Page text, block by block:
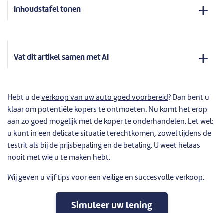
Inhoudstafel tonen
Vat dit artikel samen met AI
Hebt u de verkoop van uw auto goed voorbereid? Dan bent u
klaar om potentiële kopers te ontmoeten. Nu komt het erop
aan zo goed mogelijk met de koper te onderhandelen. Let wel:
u kunt in een delicate situatie terechtkomen, zowel tijdens de
testrit als bij de prijsbepaling en de betaling. U weet helaas
nooit met wie u te maken hebt.
Wij geven u vijf tips voor een veilige en succesvolle verkoop.
Simuleer uw lening